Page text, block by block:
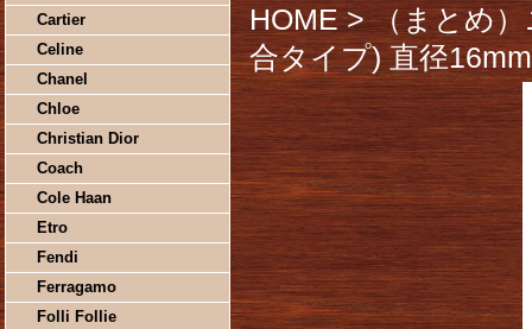
Cartier
Celine
Chanel
Chloe
Christian Dior
Coach
Cole Haan
Etro
Fendi
Ferragamo
Folli Follie
HOME > （まとめ
合タイプ) 直径